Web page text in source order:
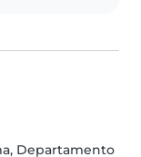
Departamento